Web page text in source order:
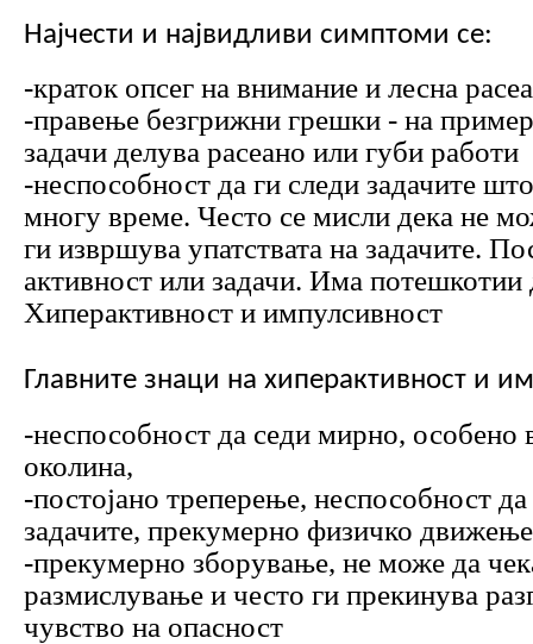
Најчести и највидливи симптоми се:
-краток опсег на внимание и леснa
-правење безгрижни грешки - на
задачи делува расеано или губи работи
-неспособност да ги следи задачите
многу време. Често се мисли дека не
ги извршува упатствата на задачите.
активност или задачи. Има потешкотии
Хиперактивност и импулсивност
Главните знаци на хиперактивност и
-неспособност да седи мирно, особено
околина,
-постојано треперење, неспособност
задачите, прекумерно физичко движење
-прекумерно зборување, не може да
размислување и често ги прекинува
чувство на опасност